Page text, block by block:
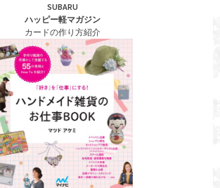
SUBARU
ハッピー軽マガジン
カードの作り方紹介